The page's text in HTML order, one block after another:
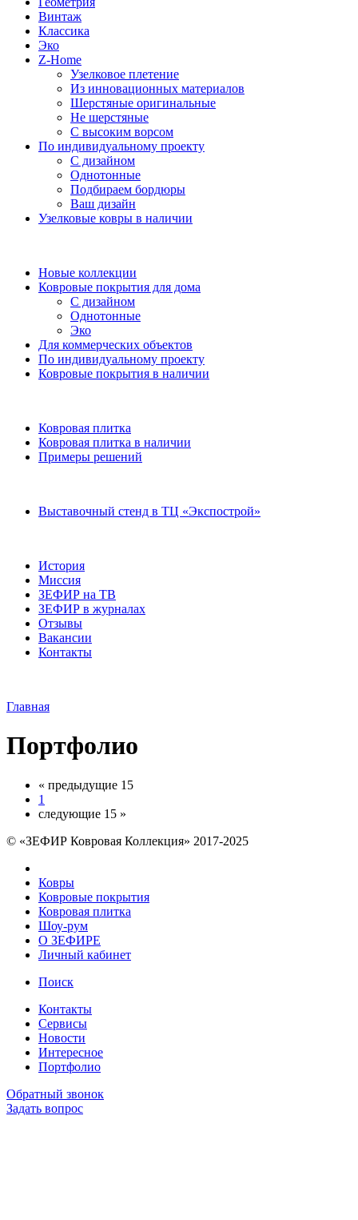
Винтаж
Классика
Эко
Z-Home
Узелковое плетение
Из инновационных материалов
Шерстяные оригинальные
Не шерстяные
С высоким ворсом
По индивидуальному проекту
С дизайном
Однотонные
Подбираем бордюры
Ваш дизайн
Узелковые ковры в наличии
Новые коллекции
Ковровые покрытия для дома
С дизайном
Однотонные
Эко
Для коммерческих объектов
По индивидуальному проекту
Ковровые покрытия в наличии
Ковровая плитка
Ковровая плитка в наличии
Примеры решений
Выставочный стенд в ТЦ «Экспострой»
История
Миссия
ЗЕФИР на ТВ
ЗЕФИР в журналах
Отзывы
Вакансии
Контакты
Главная
Портфолио
« предыдущие 15
1
следующие 15 »
© «ЗЕФИР Ковровая Коллекция» 2017-2025
Ковры
Ковровые покрытия
Ковровая плитка
Шоу-рум
О ЗЕФИРЕ
Личный кабинет
Поиск
Контакты
Сервисы
Новости
Интересное
Портфолио
Обратный звонок
Задать вопрос